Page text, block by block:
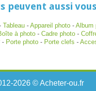
peuvent aussi vous
Tableau - Appareil photo - Album
à photo - Cadre photo -
- Porte photo - Porte clefs -
2026 © Acheter-ou.fr